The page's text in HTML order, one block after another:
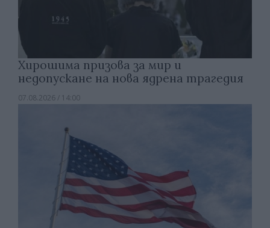
Хирошима призова за мир и
недопускане на нова ядрена трагедия
07.08.2026 / 14:00